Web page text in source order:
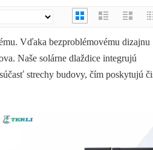
Vďaka bezproblémovému dizajnu
Naše solárne dlaždice integrujú
strechy budovy, čím poskytujú